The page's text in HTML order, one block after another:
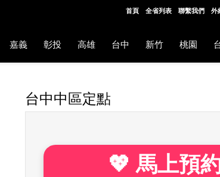
首頁 全省列表 聯繫我們 外
嘉義 彰投 高雄 台中 新竹 桃園
台中中區定點
💖 馬上預